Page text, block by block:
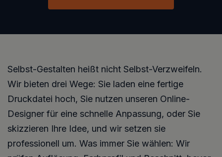
Selbst-Gestalten heißt nicht Selbst-Verzweifeln.
Wir bieten drei Wege: Sie laden eine fertige
Druckdatei hoch, Sie nutzen unseren Online-
Designer für eine schnelle Anpassung, oder Sie
skizzieren Ihre Idee, und wir setzen sie
professionell um. Was immer Sie wählen: Wir